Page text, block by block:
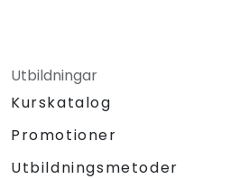
Utbildningar
Kurskatalog
Promotioner
Utbildningsmetoder